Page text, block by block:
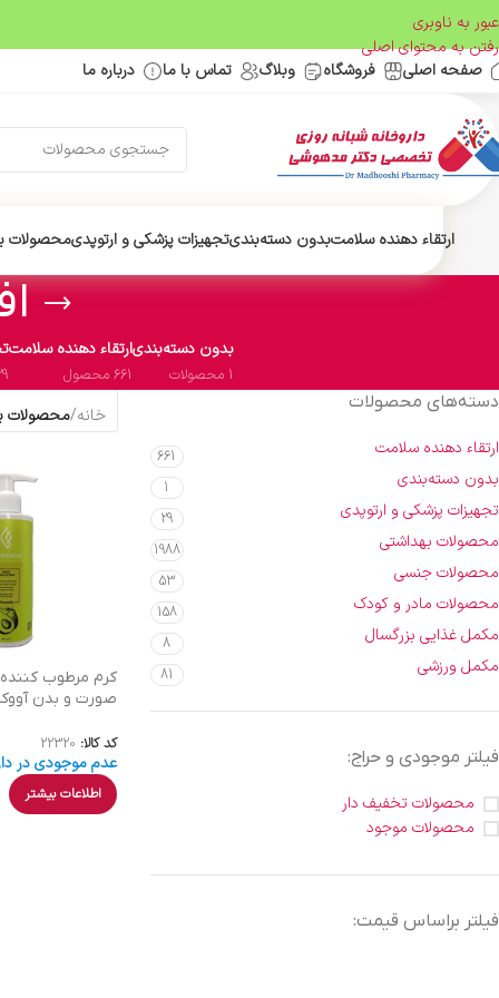
عبور به ناوبری
رفتن به محتوای اصلی
صفحه اصلی
فروشگاه وبلاگ تماس با ما درباره ما
ارتقاء دهنده سلامتبدون دسته‌بندیتجهیزات پزشکی و ارتوپدیمحصولات
بدون دسته‌بندی
1 محصولات
ارتقاء دهنده سلامت
661 محصول 29
دسته‌های محصولات
ارتقاء دهنده سلامت 661
بدون دسته‌بندی 1
تجهیزات پزشکی و ارتوپدی 29
محصولات بهداشتی 1988
محصولات جنسی 53
محصولات مادر و کودک 158
مکمل غذایی بزرگسال 8
مکمل ورزشی 81
فیلتر موجودی و حراج:
محصولات تخفیف دار
محصولات موجود
فیلتر براساس قیمت:
خانه/محصولات
کرم مرطوب
صورت و بدن
کد کالا: 22320
عدم موجودی در
اطلاعات بیشتر